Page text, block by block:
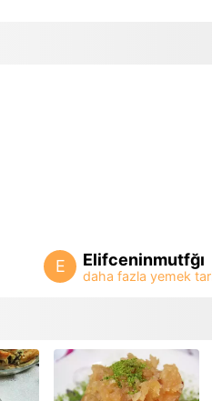
E Elifceninmutfğı